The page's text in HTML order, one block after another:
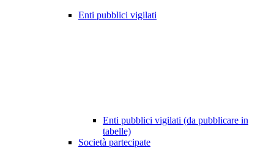
Enti pubblici vigilati
Enti pubblici vigilati (da pubblicare in
tabelle)
Società partecipate